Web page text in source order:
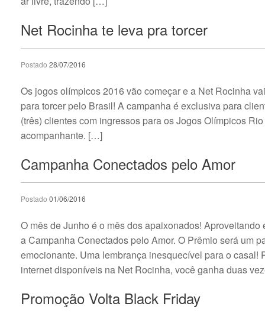
Net Rocinha te leva pra torcer
Postado 28/07/2016
Os jogos olímpicos 2016 vão começar e a Net Rocinha
para torcer pelo Brasil! A campanha é exclusiva para
(três) clientes com ingressos para os Jogos Olímpicos
acompanhante. […]
Campanha Conectados pelo Amor
Postado 01/06/2016
O mês de Junho é o mês dos apaixonados!
a Campanha Conectados pelo Amor. O Prêmio será um
emocionante. Uma lembrança inesquecível para o
internet disponíveis na Net Rocinha, você ganha duas
Promoção Volta Black Friday